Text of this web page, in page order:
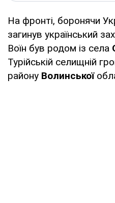
На фронті, боронячи
загинув український
Воїн був родом із села
Турійській селищній
району Волинської